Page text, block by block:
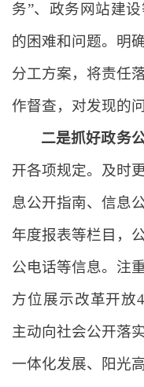
务”、政务网站建
的困难和问题。明
分工方案，将责任
作督查，对发现的
二是抓好政务
开各项规定。及时
息公开指南、信息
年度报表等栏目，
公电话等信息。注
方位展示改革开放
主动向社会公开落
一体化发展、阳光